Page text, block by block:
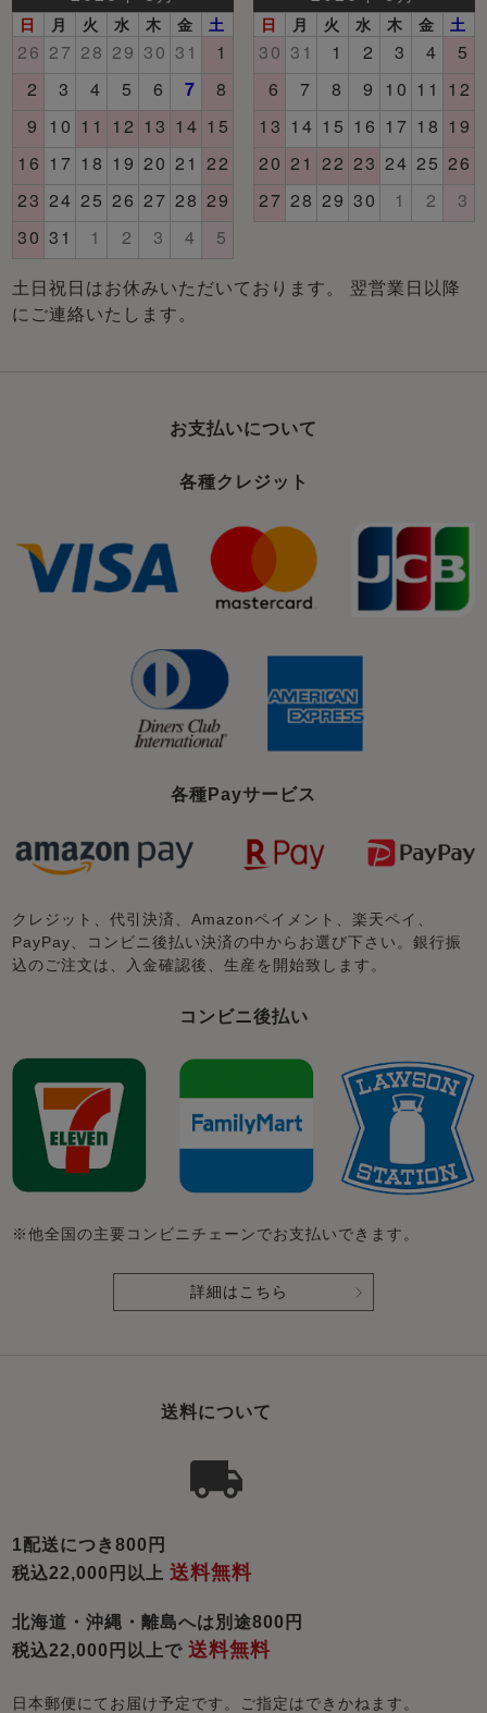
土日祝日はお休みいただいております。 翌営業日以降
にご連絡いたします。
お支払いについて
各種クレジット
各種Payサービス
クレジット、代引決済、Amazonペイメント、楽天ペイ、
PayPay、コンビニ後払い決済の中からお選び下さい。銀行振
込のご注文は、入金確認後、生産を開始致します。
コンビニ後払い
※他全国の主要コンビニチェーンでお支払いできます。
詳細はこちら
送料について
1配送につき800円
税込22,000円以上送料無料
北海道・沖縄・離島へは別途800円
税込22,000円以上で送料無料
日本郵便にてお届け予定です。ご指定はできかねます。